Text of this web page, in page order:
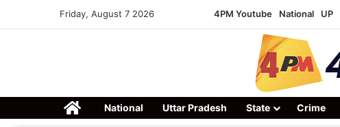
Friday, August 7 2026 4PM Youtube National UP
HomeNational Uttar Pradesh State Crime